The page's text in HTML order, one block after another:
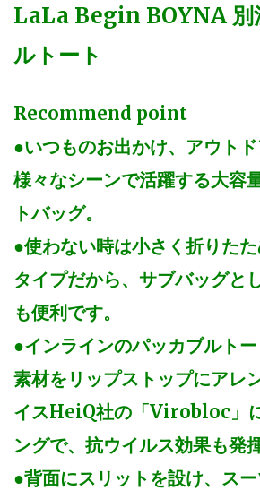
LaLa Begin BOYNA 別
ルトート
Recommend point
●いつものお出かけ、アウト
様々なシーンで活躍する大容
トバッグ。
●使わない時は小さく折りた
タイプだから、サブバッグと
も便利です。
●インラインのパッカブルトー
素材をリップストップにアレ
イスHeiQ社の「Virobloc」
ングで、抗ウイルス効果も発
●背面にスリットを設け、ス